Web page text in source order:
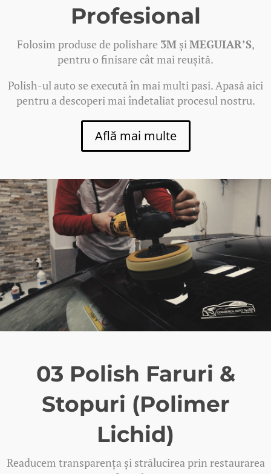
Profesional
Folosim produse de polishare 3MșiMEGUIAR’S,
pentru o finisare cât mai reușită.
Polish-ul auto se execută în mai multi pasi. Apasă aici
pentru a descoperi mai îndetaliat procesul nostru.
Află mai multe
03 Polish Faruri &
Stopuri (Polimer
Lichid)
Readucem transparența și strălucirea prin restaurarea